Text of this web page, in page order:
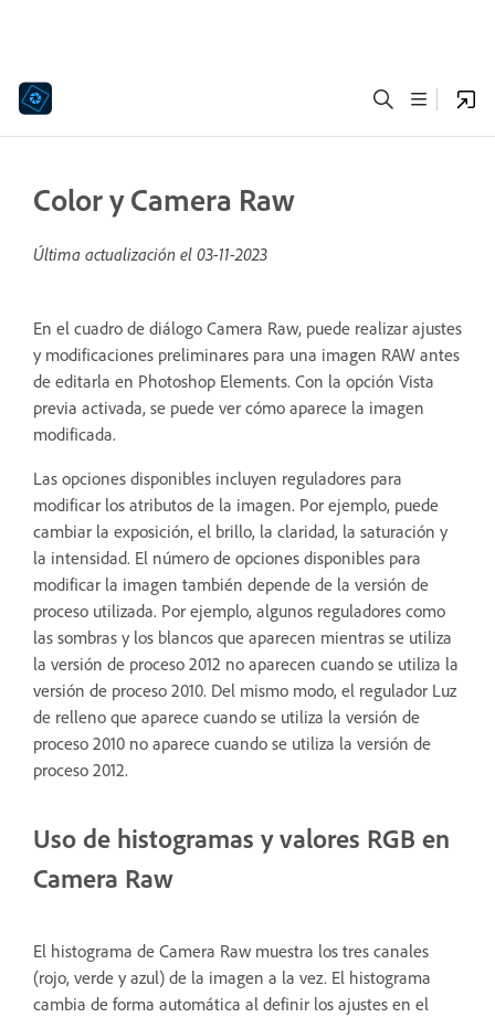
Color y Camera Raw
Última actualización el 03-11-2023
En el cuadro de diálogo Camera Raw, puede realizar ajustes
y modificaciones preliminares para una imagen RAW antes
de editarla en Photoshop Elements. Con la opción Vista
previa activada, se puede ver cómo aparece la imagen
modificada.
Las opciones disponibles incluyen reguladores para
modificar los atributos de la imagen. Por ejemplo, puede
cambiar la exposición, el brillo, la claridad, la saturación y
la intensidad. El número de opciones disponibles para
modificar la imagen también depende de la versión de
proceso utilizada. Por ejemplo, algunos reguladores como
las sombras y los blancos que aparecen mientras se utiliza
la versión de proceso 2012 no aparecen cuando se utiliza la
versión de proceso 2010. Del mismo modo, el regulador Luz
de relleno que aparece cuando se utiliza la versión de
proceso 2010 no aparece cuando se utiliza la versión de
proceso 2012.
Uso de histogramas y valores RGB en
Camera Raw
El histograma de Camera Raw muestra los tres canales
(rojo, verde y azul) de la imagen a la vez. El histograma
cambia de forma automática al definir los ajustes en el